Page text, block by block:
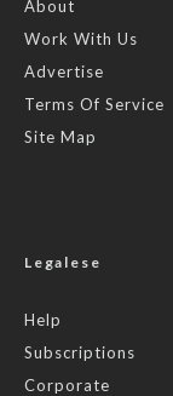
About
Work With Us
Advertise
Terms Of Service
Site Map
Legalese
Help
Subscriptions
Corporate